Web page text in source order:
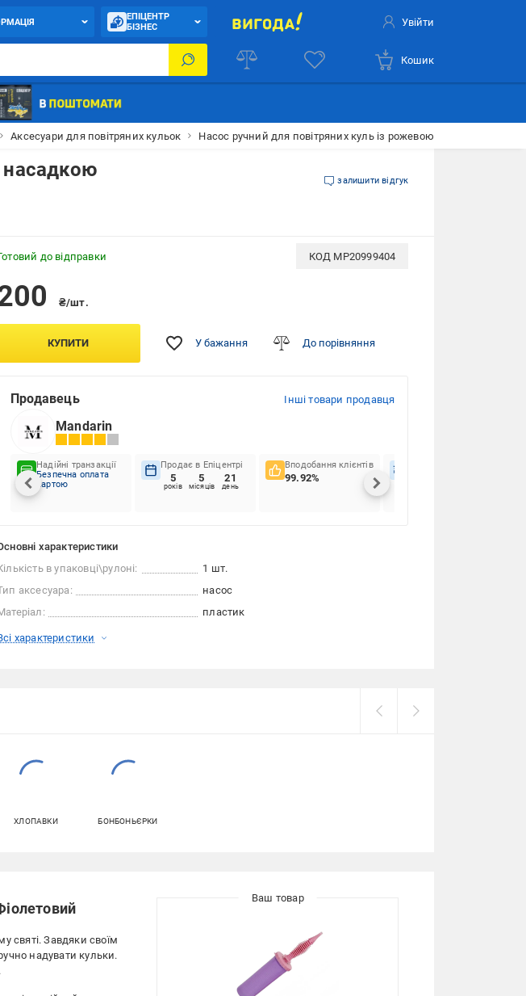
ЕПІЦЕНТР
БІЗНЕС
Увійти
Кошик
Аксесуари для повітряних кульок Насос ручний для повітряних куль із рожевою насадкою
насадкою
залишити відгук
до відправки КОД MP20999404
₴/шт.
КУПИТИ У бажання До порівняння
Продавець Інші товари продавця
Mandarin
Надійні транзакції
Безпечна оплата
картою
Продає в Епіцентрі
5
років
5
місяців
21
день
Вподобання клієнтів
99.92%
характеристики
в упаковці\рулоні:
1 шт.
аксесуара:
насос
пластик
характеристики
ХЛОПАВКИ БОНБОНЬЄРКИ
святі. Завдяки своїм
надувати кульки.